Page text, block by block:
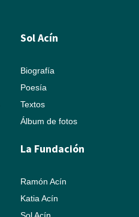
Sol Acín
Biografía
Poesía
Textos
Álbum de fotos
La Fundación
Ramón Acín
Katia Acín